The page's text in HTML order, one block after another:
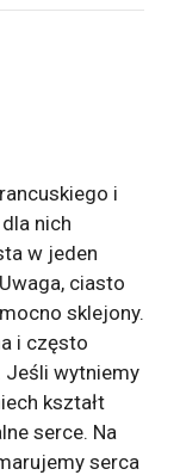
i
nich
w jeden
ciasto
sklejony.
i często
Jeśli wytniemy
kształt
serce. Na
serca